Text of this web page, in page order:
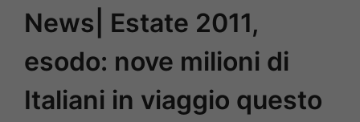
News| Estate 2011,
esodo: nove milioni di
Italiani in viaggio questo